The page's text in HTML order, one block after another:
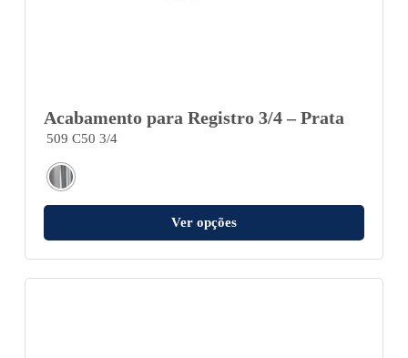
Acabamento para Registro 3/4 – Prata
509 C50 3/4
Ver opções